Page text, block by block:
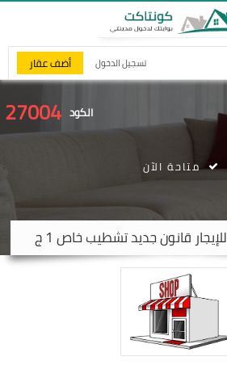
تسجيل الدخول أضف عقار
الكود 27004
للإيجار قانون جديد تشطيب خاص 1 ج
متاحة الآن